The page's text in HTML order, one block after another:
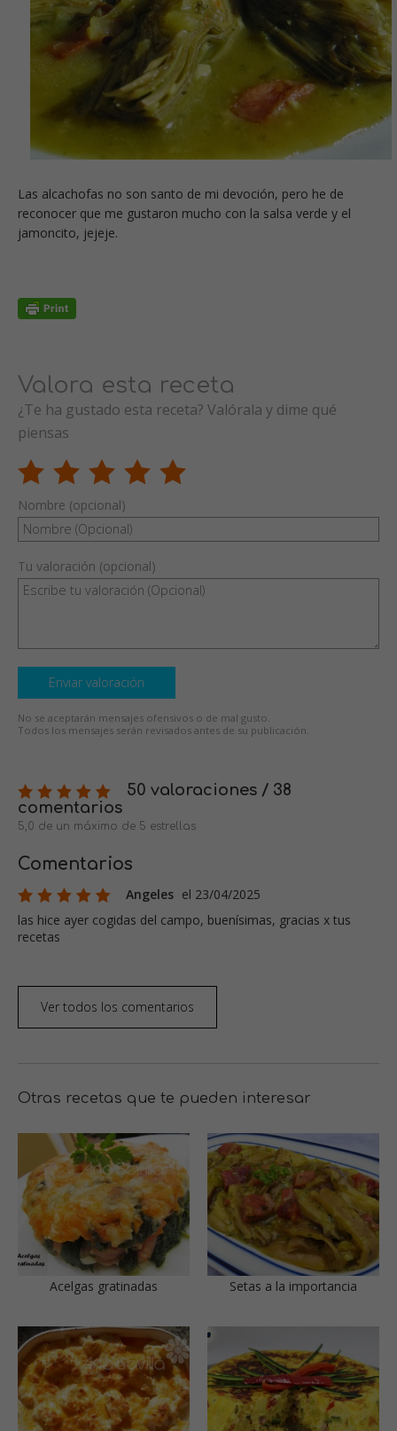
Las alcachofas no son santo de mi devoción, pero he de
reconocer que me gustaron mucho con la salsa verde y el
jamoncito, jejeje.
Valora esta receta
¿Te ha gustado esta receta? Valórala y dime qué
piensas
Nombre (opcional)
Tu valoración (opcional)
Enviar valoración
No se aceptarán mensajes ofensivos o de mal gusto.
Todos los mensajes serán revisados antes de su publicación.
50 valoraciones / 38
comentarios
5,0 de un máximo de 5 estrellas
Comentarios
Angeles el 23/04/2025
las hice ayer cogidas del campo, buenísimas, gracias x tus
recetas
Ver todos los comentarios
Otras recetas que te pueden interesar
Acelgas gratinadas Setas a la importancia